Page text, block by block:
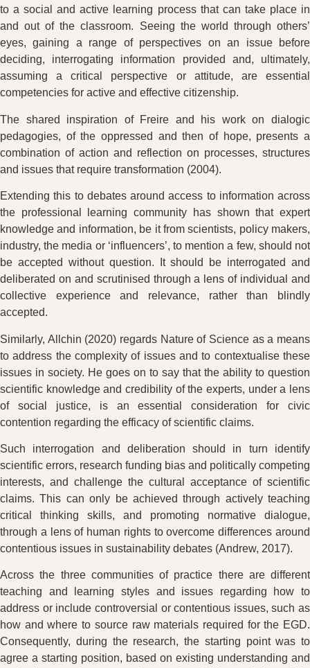
to a social and active learning process that can take place in
and out of the classroom. Seeing the world through others’
eyes, gaining a range of perspectives on an issue before
deciding, interrogating information provided and, ultimately,
assuming a critical perspective or attitude, are essential
competencies for active and effective citizenship.
The shared inspiration of Freire and his work on dialogic
pedagogies, of the oppressed and then of hope, presents a
combination of action and reflection on processes, structures
and issues that require transformation (2004).
Extending this to debates around access to information across
the professional learning community has shown that expert
knowledge and information, be it from scientists, policy makers,
industry, the media or ‘influencers’, to mention a few, should not
be accepted without question. It should be interrogated and
deliberated on and scrutinised through a lens of individual and
collective experience and relevance, rather than blindly
accepted.
Similarly, Allchin (2020) regards Nature of Science as a means
to address the complexity of issues and to contextualise these
issues in society. He goes on to say that the ability to question
scientific knowledge and credibility of the experts, under a lens
of social justice, is an essential consideration for civic
contention regarding the efficacy of scientific claims.
Such interrogation and deliberation should in turn identify
scientific errors, research funding bias and politically competing
interests, and challenge the cultural acceptance of scientific
claims. This can only be achieved through actively teaching
critical thinking skills, and promoting normative dialogue,
through a lens of human rights to overcome differences around
contentious issues in sustainability debates (Andrew, 2017).
Across the three communities of practice there are different
teaching and learning styles and issues regarding how to
address or include controversial or contentious issues, such as
how and where to source raw materials required for the EGD.
Consequently, during the research, the starting point was to
agree a starting position, based on existing understanding and